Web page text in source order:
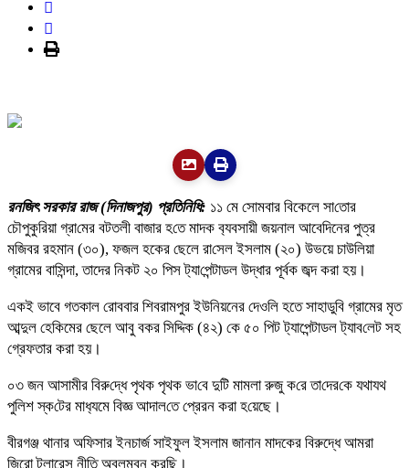
রনজিৎ সরকার রাজ (দিনাজপুর) প্রতিনিধি: ১১ মে সোমবার বিকেলে সা‌তোর
চৌপুকু‌রিয়া গ্রা‌মের বটতলী বাজার হ‌তে মাদক ব‌্যবসায়ী জয়নাল আবে‌দিনের পুত্র
ম‌জিবর রহমান (৩০), ফজল হকের ছেলে রা‌সেল ইসলাম (২০) উভয়ে চাউলিয়া
গ্রামের বাসিন্দা, তাদের নিকট ২০ পিস ট‌্যা‌পেন্টাডল উদ্ধার পূর্বক জব্দ ক‌রা হয়।
একই ভাবে গতকাল রোববার শিবরামপুর ইউনিয়নের দেও‌লি হতে সাহাডু‌বি গ্রামের মৃত
আব্দুল হে‌কিমের ছেলে আবু বকর সি‌দ্দিক (৪২) কে ৫০ পিট ট‌্যাপেন্টাডল ট‌্যাব‌লেট সহ
গ্রেফতার করা হয়।
০৩ জন আসামীর বিরু‌দ্ধে পৃথক পৃথক ভা‌বে দু‌টি মামলা রুজু ক‌রে তা‌দের‌কে যথাযথ
পু‌লিশ স্ক‌টের মাধ‌্যমে বিজ্ঞ আদাল‌তে প্রেরন করা হ‌য়েছে।
বীরগঞ্জ থানার অফিসার ইনচার্জ সাইফুল ইসলাম জানান মাদকের বিরুদ্ধে আমরা
জিরো টলারেন্স নীতি অবলম্বন করছি।